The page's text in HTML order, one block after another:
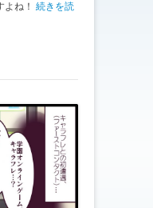
よね！ 続きを読